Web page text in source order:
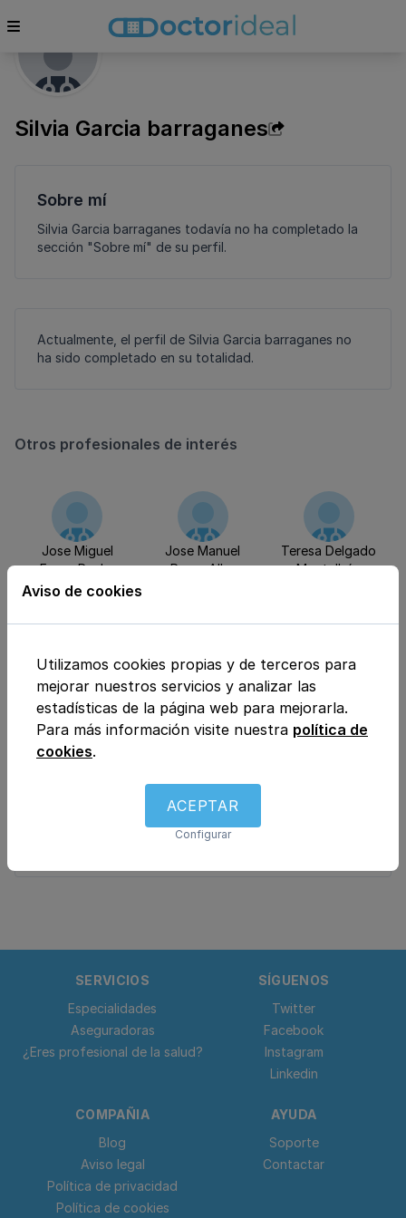
Silvia Garcia barraganes
Sobre mí
Silvia Garcia barraganes todavía no ha completado la
sección "Sobre mí" de su perfil.
Actualmente, el perfil de Silvia Garcia barraganes no
ha sido completado en su totalidad.
Otros profesionales de interés
Jose Miguel
Ferrer Puche
Jose Manuel
Perez Alba
Teresa Delgado
Montalbán
TERESA
SERVICIOS
Especialidades
Aseguradoras
¿Eres profesional de la salud?
SÍGUENOS
Twitter
Facebook
Instagram
Linkedin
COMPAÑIA
Blog
Aviso legal
Política de privacidad
Política de cookies
AYUDA
Soporte
Contactar
Aviso de cookies
Utilizamos cookies propias y de terceros para
mejorar nuestros servicios y analizar las
estadísticas de la página web para mejorarla.
Para más información visite nuestra política de
cookies.
ACEPTAR
Configurar